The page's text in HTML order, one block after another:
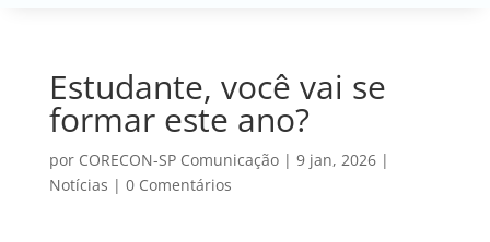
Estudante, você vai se
formar este ano?
por CORECON-SP Comunicação| 9 jan, 2026|
Notícias | 0 Comentários